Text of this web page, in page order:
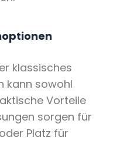
klassisches
kann sowohl
Vorteile
sorgen für
Platz für